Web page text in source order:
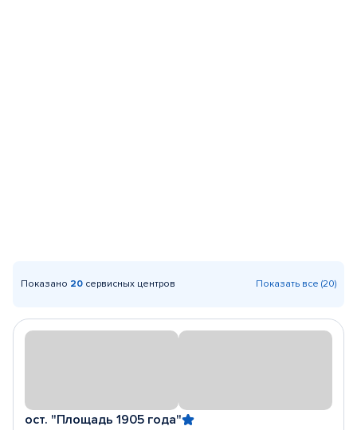
Показано 20 сервисных центров Показать все (20)
ост. "Площадь 1905 года"